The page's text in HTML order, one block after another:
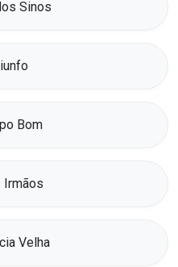
Sinos
Bom
Irmãos
Velha